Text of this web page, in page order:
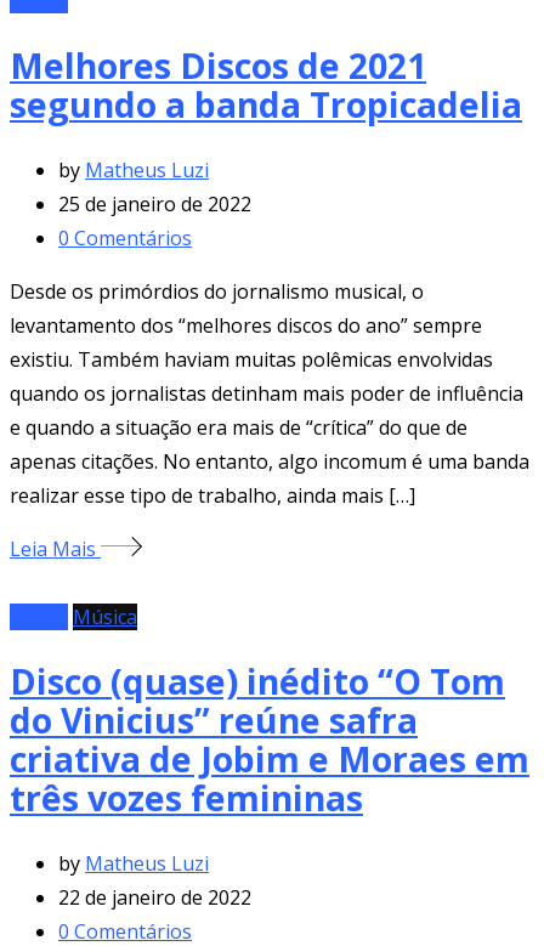
Melhores Discos de 2021
segundo a banda Tropicadelia
by Matheus Luzi
25 de janeiro de 2022
0 Comentários
Desde os primórdios do jornalismo musical, o
levantamento dos “melhores discos do ano” sempre
existiu. Também haviam muitas polêmicas envolvidas
quando os jornalistas detinham mais poder de influência
e quando a situação era mais de “crítica” do que de
apenas citações. No entanto, algo incomum é uma banda
realizar esse tipo de trabalho, ainda mais […]
Leia Mais
Música
Disco (quase) inédito “O Tom
do Vinicius” reúne safra
criativa de Jobim e Moraes em
três vozes femininas
by Matheus Luzi
22 de janeiro de 2022
0 Comentários